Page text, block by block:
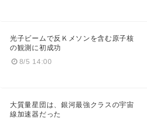
光子ビームで反Ｋメソンを含む原子核
の観測に初成功
8/5 14:00
大質量星団は、銀河最強クラスの宇宙
線加速器だった